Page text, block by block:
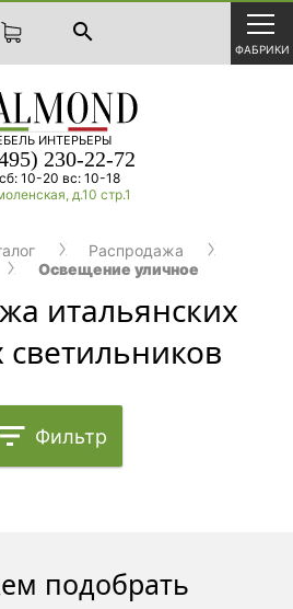
search
ФАБРИКИ
ИНТЕРЬЕРЫ
230-22-72
10-20 вс: 10-18
д.10 стр.1
Распродажа
Освещение уличное
итальянских
Фильтр
подобрать